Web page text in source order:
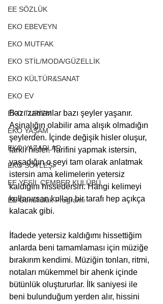
EE SÖZLÜK
EKO EBEVEYN
EKO MUTFAK
EKO STİL/MODA/GÜZELLİK
EKO KÜLTÜR&SANAT
EKO EV
EKO TURİZM
EKO YAŞAM
EKO YAZARLAR
EKO SÖYLEŞİ
EE YEŞİL ÇEMBER KULÜBÜ
EE Gönüllülük Programı
Bazı zamanlar bazı şeyler yaşanır.
Aşinalığın olabilir ama alışık olmadığın
şeylerden. İçinde değişik hisler oluşur,
farklı hisler. Tarifini yapmak istersin,
yaşadığın o şeyi tam olarak anlatmak
istersin ama kelimelerin yetersiz
kaldığını hissedersin. Hangi kelimeyi
kullanırsan kullan bir tarafı hep açıkça
kalacak gibi.
İfadede yetersiz kaldığımı hissettiğim
anlarda beni tamamlaması için müziğe
bırakırım kendimi. Müziğin tonları, ritmi,
notaları mükemmel bir ahenk içinde
bütünlük oluştururlar. İlk saniyesi ile
beni bulunduğum yerden alır, hissini